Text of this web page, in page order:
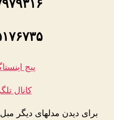
پیج
کانال
برای دیدن مدلهای دیگر